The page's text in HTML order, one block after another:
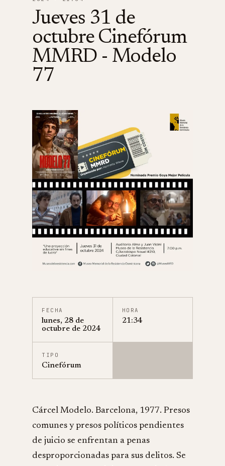
Jueves 31 de
octubre Cinefórum
MMRD - Modelo
77
FECHA
lunes, 28 de
octubre de 2024
HORA
21:34
TIPO
Cinefórum
Cárcel Modelo. Barcelona, 1977. Presos
comunes y presos políticos pendientes
de juicio se enfrentan a penas
desproporcionadas para sus delitos. Se